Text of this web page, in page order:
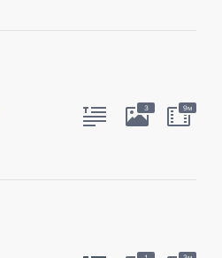
3 9м